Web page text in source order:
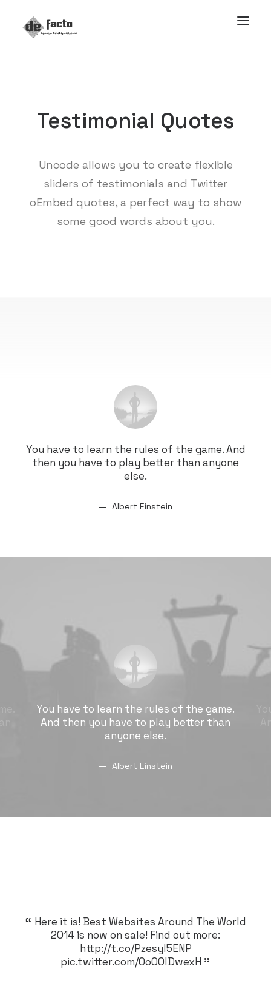
Testimonial Quotes
Uncode allows you to create flexible
sliders of testimonials and Twitter
oEmbed quotes, a perfect way to show
some good words about you.
You have to learn the rules of the game. And
then you have to play better than anyone
else.
Albert Einstein
You have to learn the rules of the game.
And then you have to play better than
anyone else.
Albert Einstein
Here it is! Best Websites Around The World
2014 is now on sale! Find out more:
http://t.co/Pzesyl5ENP
pic.twitter.com/Oo0OlDwexH